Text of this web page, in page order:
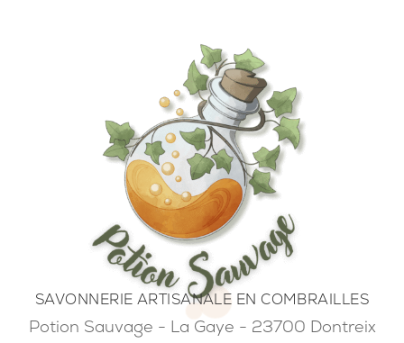
SAVONNERIE ARTISANALE EN COMBRAILLES
Potion Sauvage - La Gaye - 23700 Dontreix